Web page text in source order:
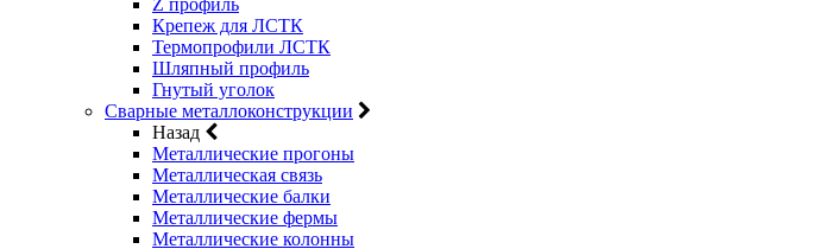
Z профиль
Крепеж для ЛСТК
Термопрофили ЛСТК
Шляпный профиль
Гнутый уголок
Сварные металлоконструкции
Назад
Металлические прогоны
Металлическая связь
Металлические балки
Металлические фермы
Металлические колонны